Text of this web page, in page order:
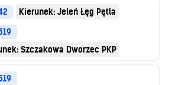
Kierunek: Jeleń Łęg Pętla
Szczakowa Dworzec PKP